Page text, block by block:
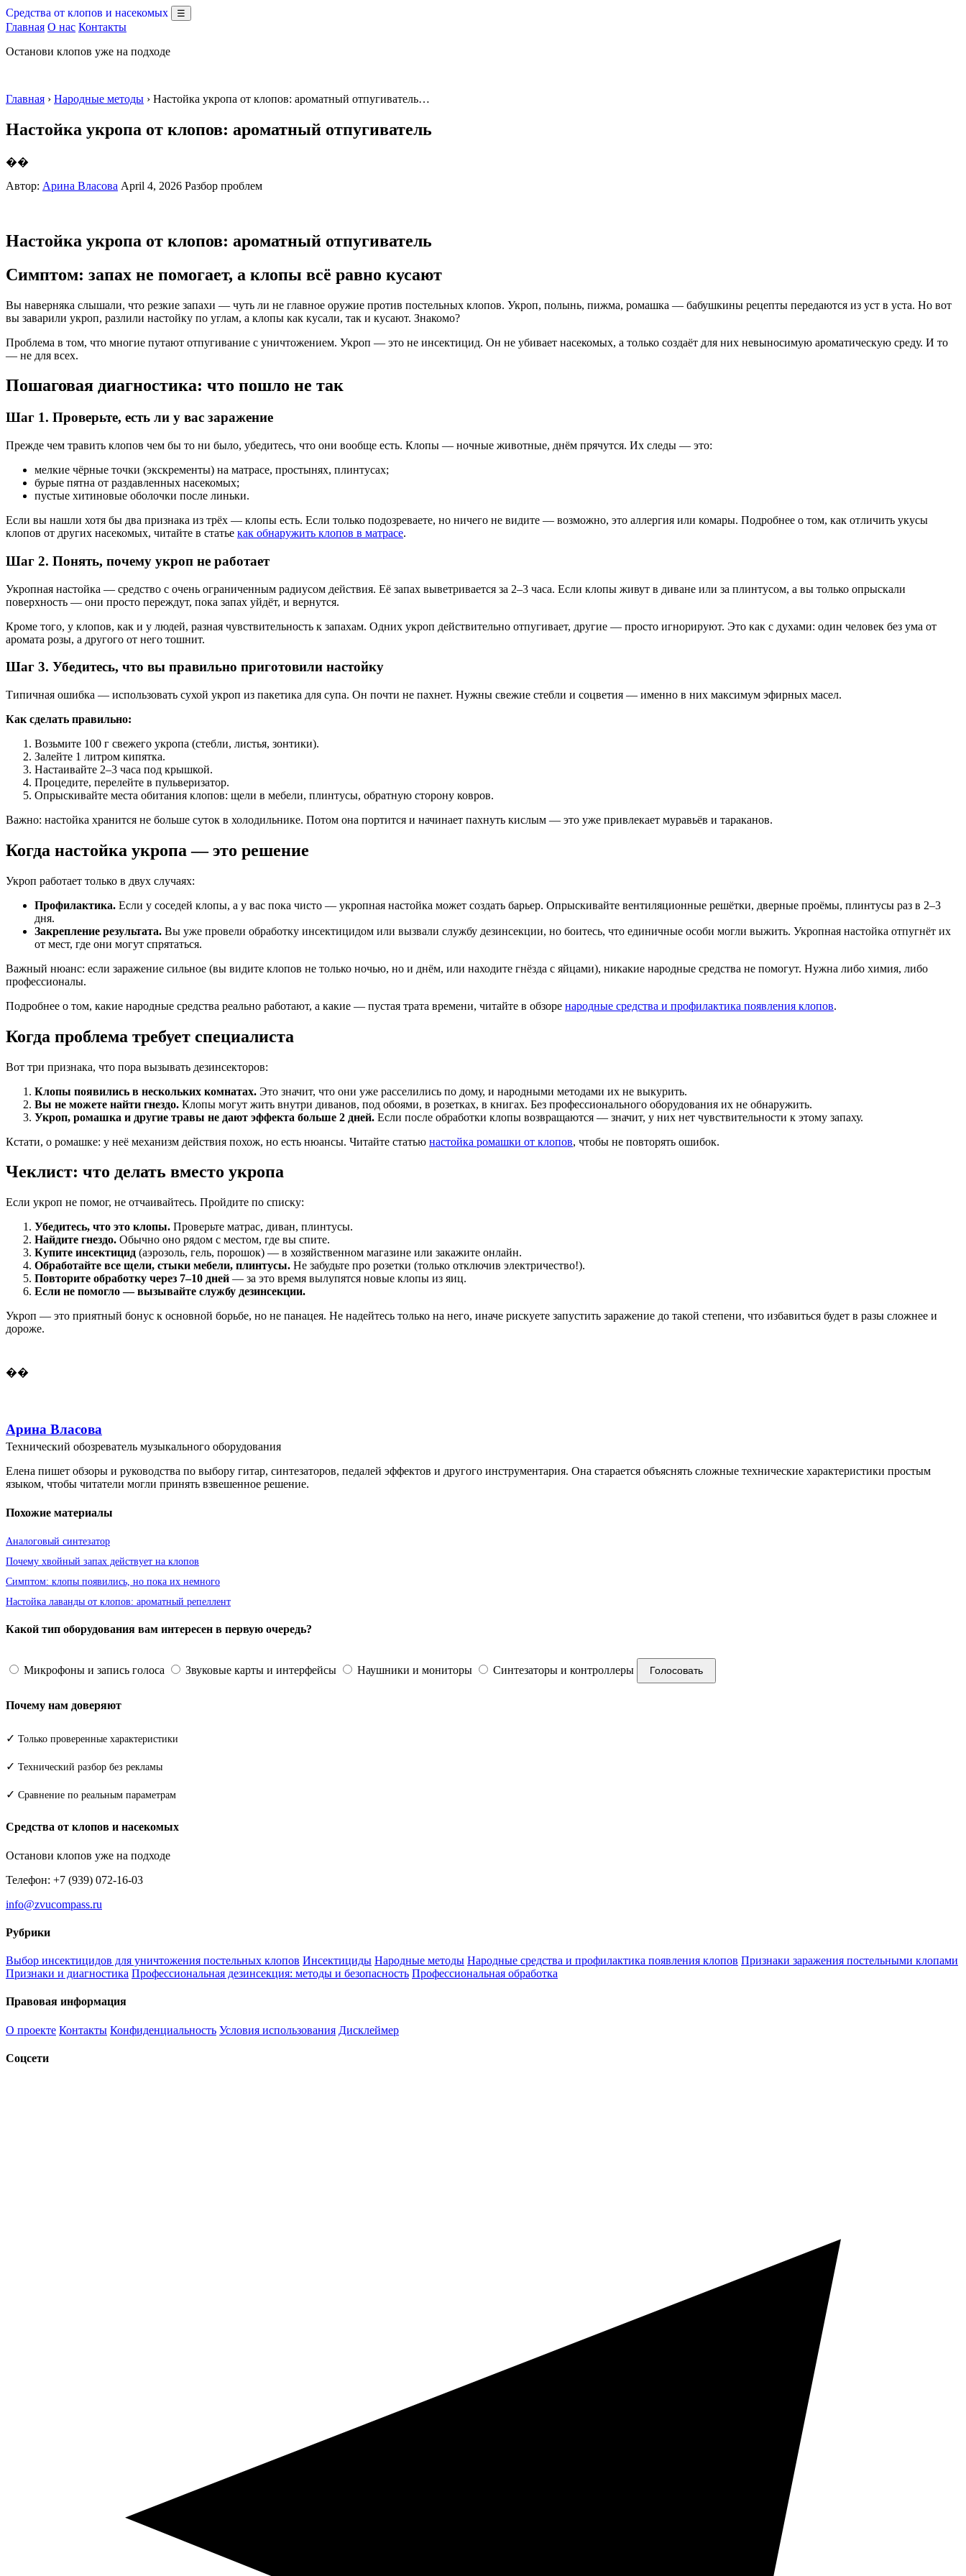
Средства от клопов и насекомых ☰
Главная О нас Контакты
Останови клопов уже на подходе
Главная › Народные методы › Настойка укропа от клопов: ароматный отпугиватель…
Настойка укропа от клопов: ароматный отпугиватель
��
Автор: Арина Власова April 4, 2026 Разбор проблем
Настойка укропа от клопов: ароматный отпугиватель
Симптом: запах не помогает, а клопы всё равно кусают
Вы наверняка слышали, что резкие запахи — чуть ли не главное оружие против постельных клопов. Укроп, полынь, пижма, ромашка — бабушкины рецепты передаются из уст в уста. Но вот
вы заварили укроп, разлили настойку по углам, а клопы как кусали, так и кусают. Знакомо?
Проблема в том, что многие путают отпугивание с уничтожением. Укроп — это не инсектицид. Он не убивает насекомых, а только создаёт для них невыносимую ароматическую среду. И то
— не для всех.
Пошаговая диагностика: что пошло не так
Шаг 1. Проверьте, есть ли у вас заражение
Прежде чем травить клопов чем бы то ни было, убедитесь, что они вообще есть. Клопы — ночные животные, днём прячутся. Их следы — это:
мелкие чёрные точки (экскременты) на матрасе, простынях, плинтусах;
бурые пятна от раздавленных насекомых;
пустые хитиновые оболочки после линьки.
Если вы нашли хотя бы два признака из трёх — клопы есть. Если только подозреваете, но ничего не видите — возможно, это аллергия или комары. Подробнее о том, как отличить укусы
клопов от других насекомых, читайте в статье как обнаружить клопов в матрасе.
Шаг 2. Понять, почему укроп не работает
Укропная настойка — средство с очень ограниченным радиусом действия. Её запах выветривается за 2–3 часа. Если клопы живут в диване или за плинтусом, а вы только опрыскали
поверхность — они просто переждут, пока запах уйдёт, и вернутся.
Кроме того, у клопов, как и у людей, разная чувствительность к запахам. Одних укроп действительно отпугивает, другие — просто игнорируют. Это как с духами: один человек без ума от
аромата розы, а другого от него тошнит.
Шаг 3. Убедитесь, что вы правильно приготовили настойку
Типичная ошибка — использовать сухой укроп из пакетика для супа. Он почти не пахнет. Нужны свежие стебли и соцветия — именно в них максимум эфирных масел.
Как сделать правильно:
Возьмите 100 г свежего укропа (стебли, листья, зонтики).
Залейте 1 литром кипятка.
Настаивайте 2–3 часа под крышкой.
Процедите, перелейте в пульверизатор.
Опрыскивайте места обитания клопов: щели в мебели, плинтусы, обратную сторону ковров.
Важно: настойка хранится не больше суток в холодильнике. Потом она портится и начинает пахнуть кислым — это уже привлекает муравьёв и тараканов.
Когда настойка укропа — это решение
Укроп работает только в двух случаях:
Профилактика. Если у соседей клопы, а у вас пока чисто — укропная настойка может создать барьер. Опрыскивайте вентиляционные решётки, дверные проёмы, плинтусы раз в 2–3
дня.
Закрепление результата. Вы уже провели обработку инсектицидом или вызвали службу дезинсекции, но боитесь, что единичные особи могли выжить. Укропная настойка отпугнёт их
от мест, где они могут спрятаться.
Важный нюанс: если заражение сильное (вы видите клопов не только ночью, но и днём, или находите гнёзда с яйцами), никакие народные средства не помогут. Нужна либо химия, либо
профессионалы.
Подробнее о том, какие народные средства реально работают, а какие — пустая трата времени, читайте в обзоре народные средства и профилактика появления клопов.
Когда проблема требует специалиста
Вот три признака, что пора вызывать дезинсекторов:
Клопы появились в нескольких комнатах. Это значит, что они уже расселились по дому, и народными методами их не выкурить.
Вы не можете найти гнездо. Клопы могут жить внутри диванов, под обоями, в розетках, в книгах. Без профессионального оборудования их не обнаружить.
Укроп, ромашка и другие травы не дают эффекта больше 2 дней. Если после обработки клопы возвращаются — значит, у них нет чувствительности к этому запаху.
Кстати, о ромашке: у неё механизм действия похож, но есть нюансы. Читайте статью настойка ромашки от клопов, чтобы не повторять ошибок.
Чеклист: что делать вместо укропа
Если укроп не помог, не отчаивайтесь. Пройдите по списку:
Убедитесь, что это клопы. Проверьте матрас, диван, плинтусы.
Найдите гнездо. Обычно оно рядом с местом, где вы спите.
Купите инсектицид (аэрозоль, гель, порошок) — в хозяйственном магазине или закажите онлайн.
Обработайте все щели, стыки мебели, плинтусы. Не забудьте про розетки (только отключив электричество!).
Повторите обработку через 7–10 дней — за это время вылупятся новые клопы из яиц.
Если не помогло — вызывайте службу дезинсекции.
Укроп — это приятный бонус к основной борьбе, но не панацея. Не надейтесь только на него, иначе рискуете запустить заражение до такой степени, что избавиться будет в разы сложнее и
дороже.
��
Арина Власова
Технический обозреватель музыкального оборудования
Елена пишет обзоры и руководства по выбору гитар, синтезаторов, педалей эффектов и другого инструментария. Она старается объяснять сложные технические характеристики простым
языком, чтобы читатели могли принять взвешенное решение.
Похожие материалы
Аналоговый синтезатор
Почему хвойный запах действует на клопов
Симптом: клопы появились, но пока их немного
Настойка лаванды от клопов: ароматный репеллент
Какой тип оборудования вам интересен в первую очередь?
Микрофоны и запись голоса Звуковые карты и интерфейсы Наушники и мониторы Синтезаторы и контроллеры Голосовать
Почему нам доверяют
✓ Только проверенные характеристики
✓ Технический разбор без рекламы
✓ Сравнение по реальным параметрам
Средства от клопов и насекомых
Останови клопов уже на подходе
Телефон: +7 (939) 072-16-03
info@zvucompass.ru
Рубрики
Выбор инсектицидов для уничтожения постельных клопов Инсектициды Народные методы Народные средства и профилактика появления клопов Признаки заражения постельными клопами
Признаки и диагностика Профессиональная дезинсекция: методы и безопасность Профессиональная обработка
Правовая информация
О проекте Контакты Конфиденциальность Условия использования Дисклеймер
Соцсети